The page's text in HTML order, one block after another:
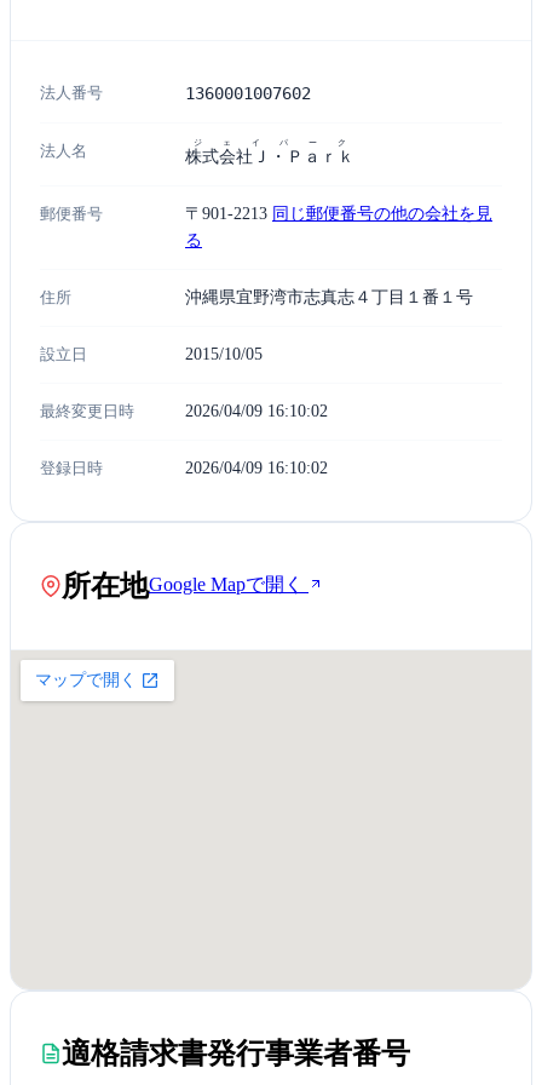
法人番号 1360001007602
法人名 株式会社Ｊ・Ｐａｒｋ
ジェイパーク
郵便番号 〒901-2213 同じ郵便番号の他の会社を見
る
住所 沖縄県宜野湾市志真志４丁目１番１号
設立日 2015/10/05
最終変更日時 2026/04/09 16:10:02
登録日時 2026/04/09 16:10:02
所在地Google Mapで開く
適格請求書発行事業者番号